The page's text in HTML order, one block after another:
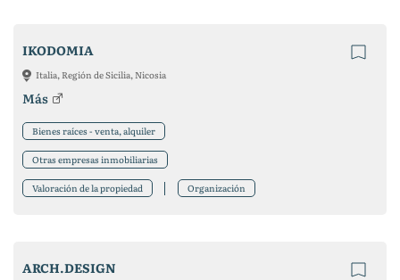
IKODOMIA
Italia, Región de Sicilia, Nicosia
Más
Bienes raíces - venta, alquiler
Otras empresas inmobiliarias
Valoración de la propiedad Organización
ARCH.DESIGN